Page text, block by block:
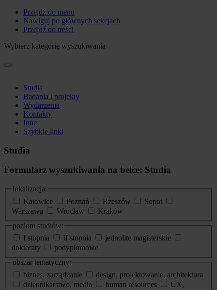
Przejdź do menu
Nawiguj po głównych sekcjach
Przejdź do treści
Wybierz kategorię wyszukiwania
Studia
Badania i projekty
Wydarzenia
Kontakty
Inne
Szybkie linki
Studia
Formularz wyszukiwania na belce: Studia
lokalizacja:
Katowice
Poznań Rzeszów
Sopot
Warszawa
Wrocław
Kraków
poziom studiów:
I stopnia
II stopnia
jednolite magisterskie
doktoraty
podyplomowe
obszar tematyczny:
biznes, zarządzanie
design, projektowanie, architektura
dziennikarstwo, media
human resources
UX,